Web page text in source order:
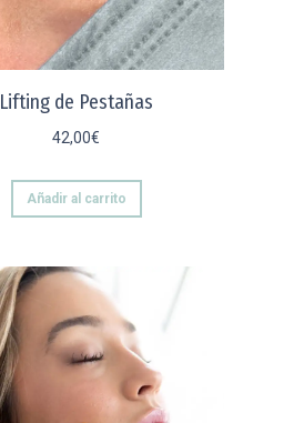
Lifting de Pestañas
42,00€
Añadir al carrito